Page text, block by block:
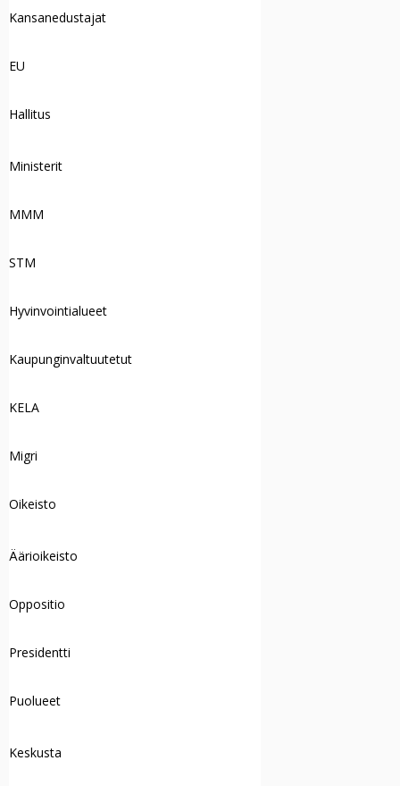
Kansanedustajat
EU
Hallitus
Ministerit
MMM
STM
Hyvinvointialueet
Kaupunginvaltuutetut
KELA
Migri
Oikeisto
Äärioikeisto
Oppositio
Presidentti
Puolueet
Keskusta